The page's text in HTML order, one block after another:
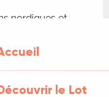
le Lot
nordiques et
dans
notre
au cœur
randonnée,
et événements